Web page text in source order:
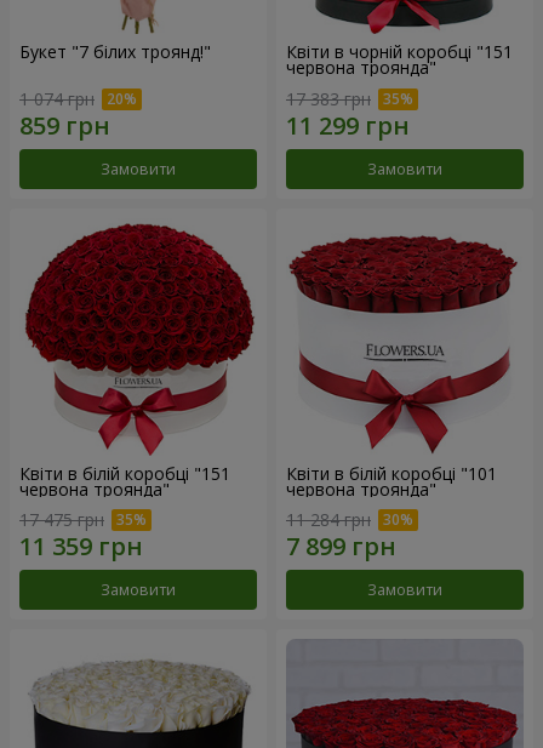
Букет "7 білих троянд!"
1 074 грн
Замовити
Квіти в чорній коробці "151
червона троянда"
17 383 грн
Замовити
Квіти в білій коробці "151
червона троянда"
17 475 грн
Замовити
Квіти в білій коробці "101
червона троянда"
11 284 грн
Замовити